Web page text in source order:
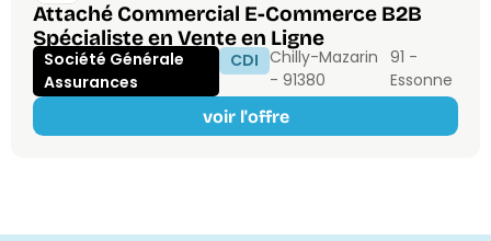
Attaché Commercial E-Commerce B2B
Spécialiste en Vente en Ligne
Société Générale
Assurances
CDI Chilly-Mazarin
- 91380
91 -
Essonne
voir l'offre